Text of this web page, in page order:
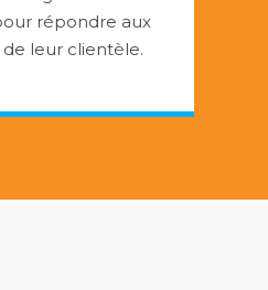
répondre aux
leur clientèle.